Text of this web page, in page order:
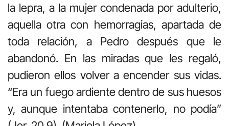
la lepra, a la mujer condenada por adulterio,
aquella otra con hemorragias, apartada de
toda relación, a Pedro después que le
abandonó. En las miradas que les regaló,
pudieron ellos volver a encender sus vidas.
“Era un fuego ardiente dentro de sus huesos
y, aunque intentaba contenerlo, no podía”